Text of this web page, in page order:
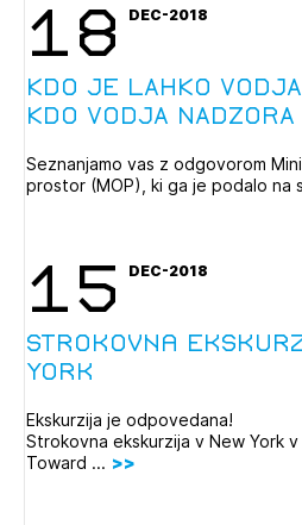
18 DEC-2018
KDO JE LAHKO
KDO VODJA NADZORA
Seznanjamo vas z odgovorom
prostor (MOP), ki ga je podalo na
15 DEC-2018
strokovna
York
Ekskurzija je odpovedana!
Strokovna ekskurzija v New York
Toward ...